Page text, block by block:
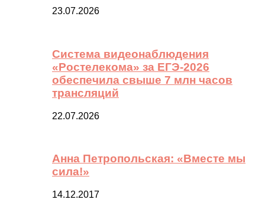
23.07.2026
Система видеонаблюдения
«Ростелекома» за ЕГЭ-2026
обеспечила свыше 7 млн часов
трансляций
22.07.2026
Анна Петропольская: «Вместе мы
сила!»
14.12.2017